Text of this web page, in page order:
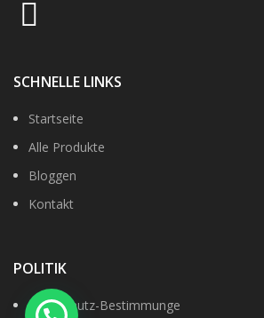
SCHNELLE LINKS
Startseite
Alle Produkte
Bloggen
Kontakt
POLITIK
Datenshutz-Bestimmunge